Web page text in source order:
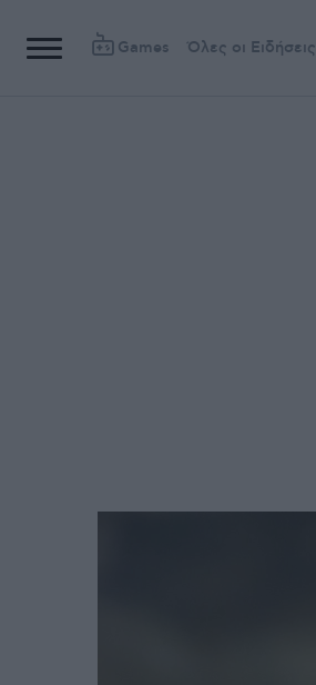
Games Όλες οι Ειδήσεις